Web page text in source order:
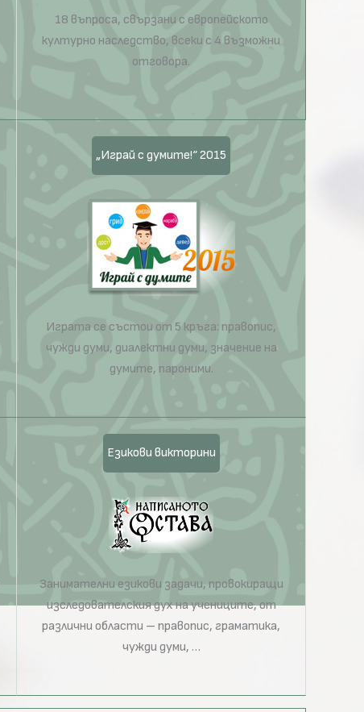
18 въпроса, свързани с европейското
културно наследство, всеки с 4 възможни
отговора.
„Играй с думите!“ 2015
Играта се състои от 5 кръга: правопис,
чужди думи, диалектни думи, значение на
думите, пароними.
Езикови викторини
Занимателни езикови задачи, провокиращи
изследователския дух на учениците, от
различни области – правопис, граматика,
чужди думи, …